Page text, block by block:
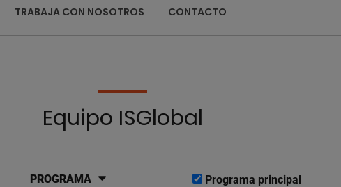
TRABAJA CON NOSOTROS CONTACTO
Equipo ISGlobal
PROGRAMA Programa principal